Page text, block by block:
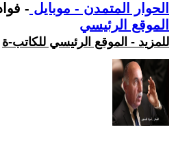
الحوار المتمدن - موبايل -
الموقع الرئيسي
للمزيد - الموقع الرئيسي للكاتب-ة